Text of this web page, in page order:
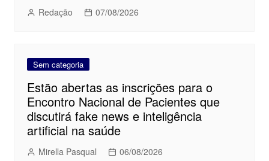
Redação 07/08/2026
Sem categoria
Estão abertas as inscrições para o
Encontro Nacional de Pacientes que
discutirá fake news e inteligência
artificial na saúde
Mirella Pasqual 06/08/2026